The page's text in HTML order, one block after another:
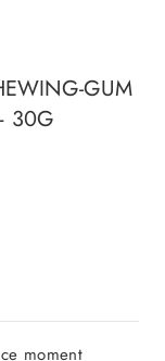
GUM
30G
moment